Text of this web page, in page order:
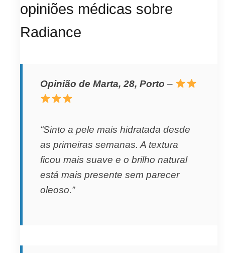
opiniões médicas sobre
Radiance
Opinião de Marta, 28, Porto –
“Sinto a pele mais hidratada desde
as primeiras semanas. A textura
ficou mais suave e o brilho natural
está mais presente sem parecer
oleoso.”